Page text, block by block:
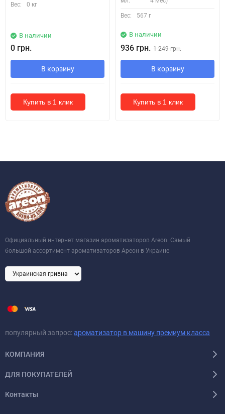
Вес: 0 кг
В наличии
0 грн.
В корзину
Купить в 1 клик
Вес: 567 г
В наличии
936 грн. 1 249 грн.
В корзину
Купить в 1 клик
Официальный интернет магазин ароматизаторов Areon. Самый
большой ассортимент ароматизаторов Ареон в Украине
популярный запрос:ароматизатор в машину премиум класса
КОМПАНИЯ
ДЛЯ ПОКУПАТЕЛЕЙ
Контакты